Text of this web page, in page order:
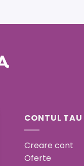
CONTUL TAU
Creare cont
Oferte